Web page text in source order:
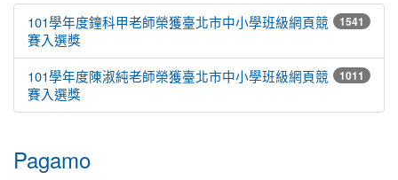
1541
101學年度鐘科甲老師榮獲臺北市中小學班級網頁競
賽入選獎
1011
101學年度陳淑純老師榮獲臺北市中小學班級網頁競
賽入選獎
Pagamo